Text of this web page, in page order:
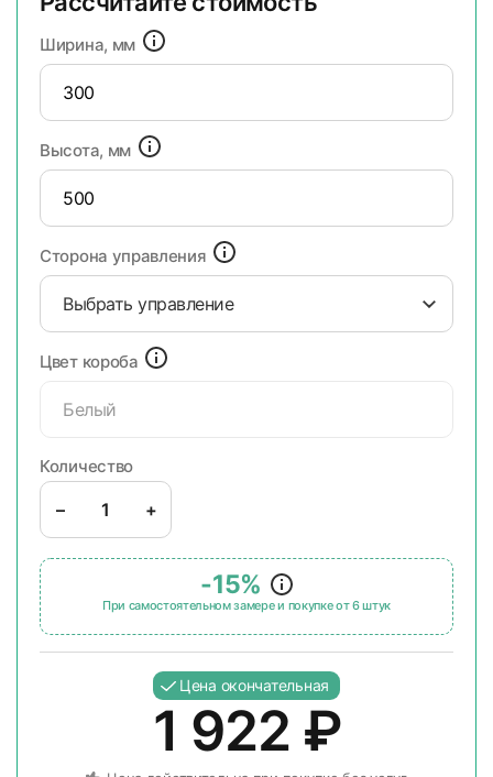
Ширина, мм
Высота, мм
Сторона управления
Выбрать управление
Цвет короба
Белый
Количество
– +
-15%
При самостоятельном замере и покупке от 6 штук
Цена окончательная
1 922 ₽